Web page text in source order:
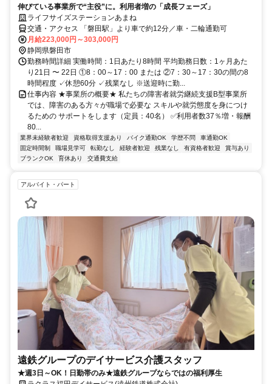
伸びている事業所で“主役”に。利用者増の「成長フェーズ」
ライフサイズステーションあまね
交通・アクセス 「磐田駅」より車で約12分／車・二輪通勤可
月給223,000円～303,000円
静岡県磐田市
勤務時間詳細 実働時間：1日あたり8時間 平均勤務日数：1ヶ月あた
り21日 〜 22日 ①8：00～17：00 または ②7：30～17：30の間の8
時間程度 ✓休憩60分 ✓残業なし ※送迎時に勤...
仕事内容 ★事業所の概要★ 私たちの障害者就労継続支援B型事業所
では、障害のある方々が職場で必要な スキルや就労態度を身につけ
るための サポートをします（定員：40名） ✅利用者数37％増・報酬
80...
業界未経験者歓迎 資格取得支援あり バイク通勤OK 学歴不問
車通勤OK
固定時間制
職場見学可 転勤なし 経験者歓迎 残業なし 有資格者歓迎
賞与あり
ブランクOK
育休あり 交通費支給
アルバイト・パート
遠鉄グループのデイサービス介護スタッフ
★週3日～OK！日勤帯のみ★遠鉄グループならではの福利厚生